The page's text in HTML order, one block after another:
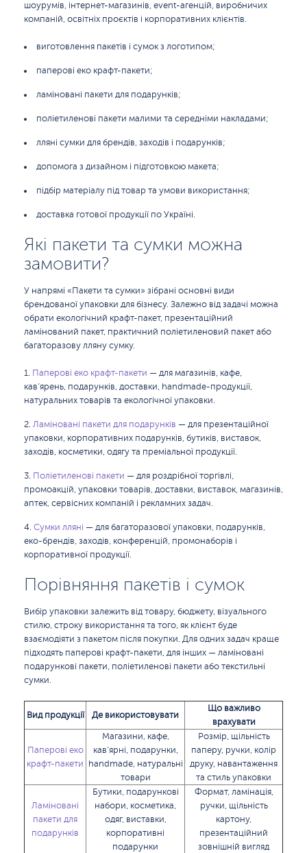
шоурумів, інтернет-магазинів, event-агенцій, виробничих
компаній, освітніх проєктів і корпоративних клієнтів.
виготовлення пакетів і сумок з логотипом;
паперові еко крафт-пакети;
ламіновані пакети для подарунків;
поліетиленові пакети малими та середніми накладами;
лляні сумки для брендів, заходів і подарунків;
допомога з дизайном і підготовкою макета;
підбір матеріалу під товар та умови використання;
доставка готової продукції по Україні.
Які пакети та сумки можна
замовити?
У напрямі «Пакети та сумки» зібрані основні види
брендованої упаковки для бізнесу. Залежно від задачі можна
обрати екологічний крафт-пакет, презентаційний
ламінований пакет, практичний поліетиленовий пакет або
багаторазову лляну сумку.
Паперові еко крафт-пакети — для магазинів, кафе,
кав’ярень, подарунків, доставки, handmade-продукції,
натуральних товарів та екологічної упаковки.
Ламіновані пакети для подарунків — для презентаційної
упаковки, корпоративних подарунків, бутиків, виставок,
заходів, косметики, одягу та преміальної продукції.
Поліетиленові пакети — для роздрібної торгівлі,
промоакцій, упаковки товарів, доставки, виставок, магазинів,
аптек, сервісних компаній і рекламних задач.
Сумки лляні — для багаторазової упаковки, подарунків,
еко-брендів, заходів, конференцій, промонаборів і
корпоративної продукції.
Порівняння пакетів і сумок
Вибір упаковки залежить від товару, бюджету, візуального
стилю, строку використання та того, як клієнт буде
взаємодіяти з пакетом після покупки. Для одних задач краще
підходять паперові крафт-пакети, для інших — ламіновані
подарункові пакети, поліетиленові пакети або текстильні
сумки.
Вид продукції Де використовувати
Що важливо
врахувати
Паперові еко
крафт-пакети
Магазини, кафе,
кав’ярні, подарунки,
handmade, натуральні
товари
Розмір, щільність
паперу, ручки, колір
друку, навантаження
та стиль упаковки
Ламіновані
пакети для
подарунків
Бутики, подарункові
набори, косметика,
одяг, виставки,
корпоративні
подарунки
Формат, ламінація,
ручки, щільність
картону,
презентаційний
зовнішній вигляд